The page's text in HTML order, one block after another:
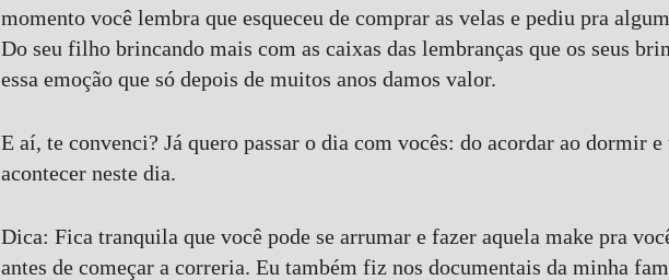
momento você lembra que esqueceu de comprar as velas e pediu pra
Do seu filho brincando mais com as caixas das lembranças que os seus
essa emoção que só depois de muitos anos damos valor.
E aí, te convenci? Já quero passar o dia com vocês: do acordar ao dormir e
acontecer neste dia.
Dica: Fica tranquila que você pode se arrumar e fazer aquela make pra
antes de começar a correria. Eu também fiz nos documentais da minha